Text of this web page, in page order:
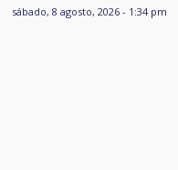
sábado, 8 agosto, 2026 - 1:34 pm